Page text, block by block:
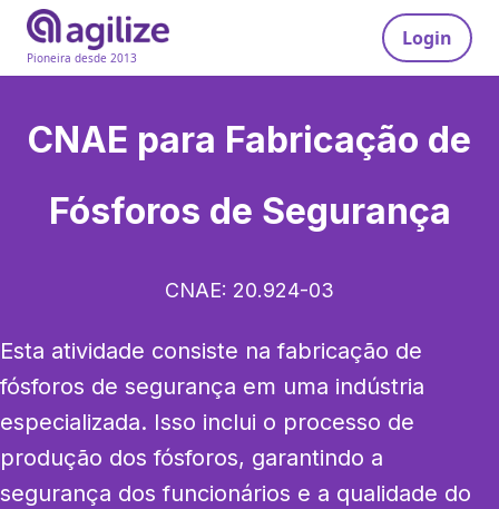
Pioneira desde 2013
Login
CNAE para Fabricação de
Fósforos de Segurança
CNAE: 20.924-03
Esta atividade consiste na fabricação de
fósforos de segurança em uma indústria
especializada. Isso inclui o processo de
produção dos fósforos, garantindo a
segurança dos funcionários e a qualidade do